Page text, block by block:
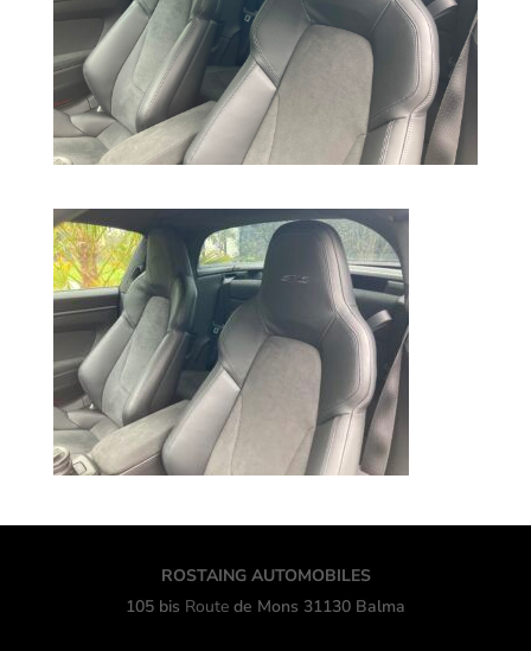
ROSTAING AUTOMOBILES
105 bis Route de Mons 31130 Balma